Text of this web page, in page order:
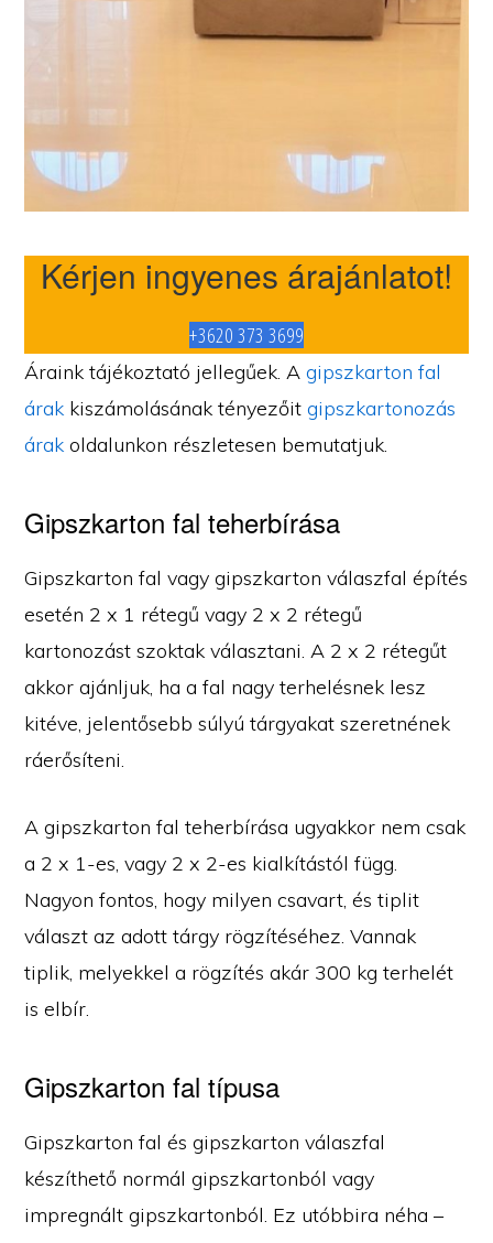
Kérjen ingyenes árajánlatot!
+3620 373 3699
Áraink tájékoztató jellegűek. Agipszkarton fal
árak kiszámolásának tényezőitgipszkartonozás
árak oldalunkon részletesen bemutatjuk.
Gipszkarton fal teherbírása
Gipszkarton fal vagy gipszkarton válaszfal építés
esetén 2 x 1 rétegű vagy 2 x 2 rétegű
kartonozást szoktak választani. A 2 x 2 rétegűt
akkor ajánljuk, ha a fal nagy terhelésnek lesz
kitéve, jelentősebb súlyú tárgyakat szeretnének
ráerősíteni.
A gipszkarton fal teherbírása ugyakkor nem csak
a 2 x 1-es, vagy 2 x 2-es kialkítástól függ.
Nagyon fontos, hogy milyen csavart, és tiplit
választ az adott tárgy rögzítéséhez. Vannak
tiplik, melyekkel a rögzítés akár 300 kg terhelét
is elbír.
Gipszkarton fal típusa
Gipszkarton fal és gipszkarton válaszfal
készíthető normál gipszkartonból vagy
impregnált gipszkartonból. Ez utóbbira néha –